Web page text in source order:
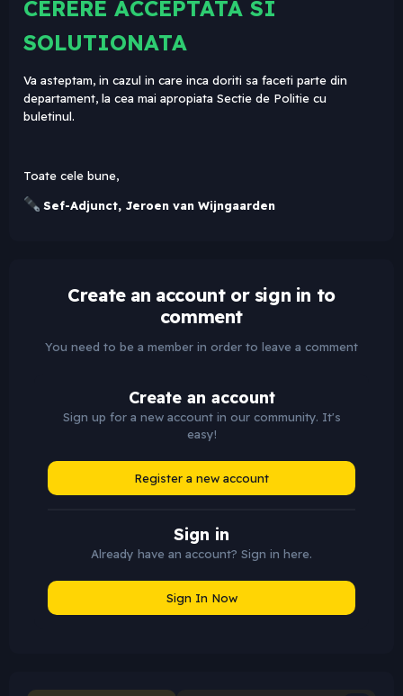
CERERE ACCEPTATA SI
SOLUTIONATA
Va asteptam, in cazul in care inca doriti sa faceti parte din
departament, la cea mai apropiata Sectie de Politie cu
buletinul.
Toate cele bune,
Sef-Adjunct, Jeroen van Wijngaarden
Create an account or sign in to
comment
You need to be a member in order to leave a comment
Create an account
Sign up for a new account in our community. It's
easy!
Register a new account
Sign in
Already have an account? Sign in here.
Sign In Now